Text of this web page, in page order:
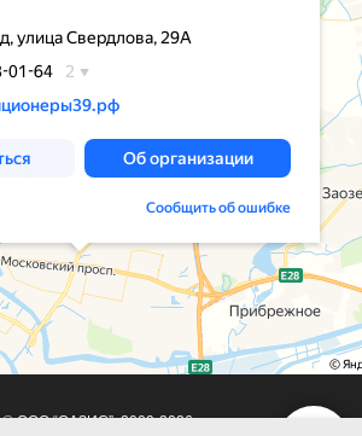
© ООО “ОАЗИС”, 2009-2026